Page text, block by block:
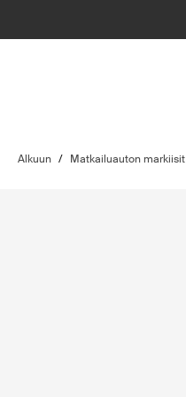
Alkuun / Matkailuauton markiisit